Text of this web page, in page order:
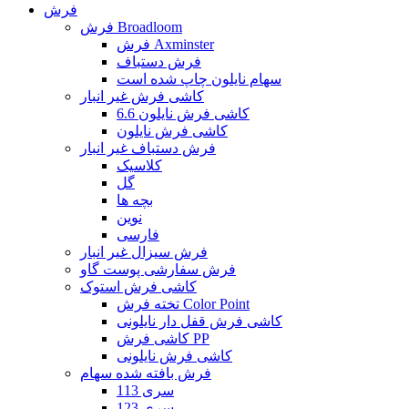
فرش
فرش Broadloom
فرش Axminster
فرش دستباف
سهام نایلون چاپ شده است
کاشی فرش غیر انبار
کاشی فرش نایلون 6.6
کاشی فرش نایلون
فرش دستباف غیر انبار
کلاسیک
گل
بچه ها
نوین
فارسی
فرش سیزال غیر انبار
فرش سفارشی پوست گاو
کاشی فرش استوک
تخته فرش Color Point
کاشی فرش قفل دار نایلونی
کاشی فرش PP
کاشی فرش نایلونی
فرش بافته شده سهام
سری 113